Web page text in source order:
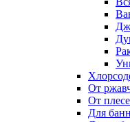
От
От
Для